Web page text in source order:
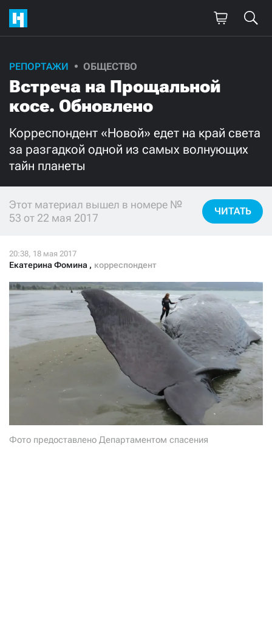
РЕПОРТАЖИ ОБЩЕСТВО
Встреча на Прощальной
косе. Обновлено
Корреспондент «Новой» едет на край света
за разгадкой одной из самых волнующих
тайн планеты
Этот материал вышел в номере №
53 от 22 мая 2017
ЧИТАТЬ
Екатерина Фомина , корреспондент
Фото предоставлено Департаментом спасения
Поддержите
нашу работу!
Ежемесячно
3000 1000
500 300
Нажимая кнопку «Стать соучастником»,
я принимаю условия и подтверждаю свое гражданство РФ
ПОДЕЛИТЬСЯ С ДРУЗЬЯМИ
Если у вас есть вопросы, пишите donate@novayagazeta.ru или
звоните:
+7 (929) 612-03-68